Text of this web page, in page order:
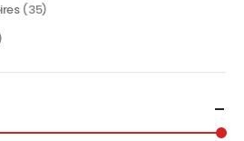
(35)